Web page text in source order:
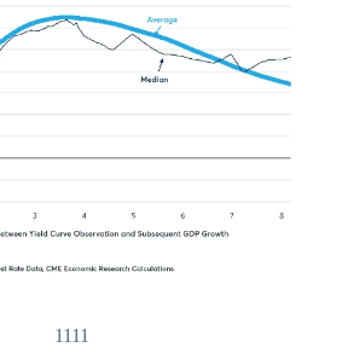
1111